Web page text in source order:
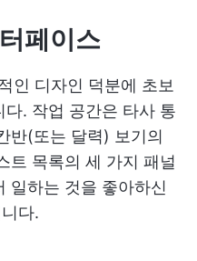
페이스
인 디자인 덕분에 초보
. 작업 공간은 타사 통
반(또는 달력) 보기의
트 목록의 세 가지 패널
일하는 것을 좋아하신
다.